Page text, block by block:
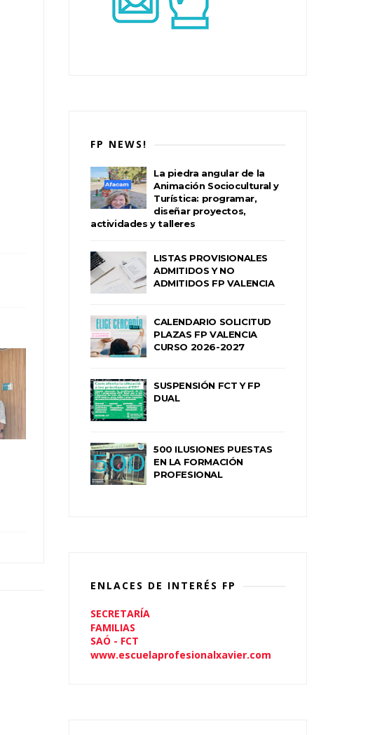
FP NEWS!
La piedra angular de la
Animación Sociocultural y
Turística: programar,
diseñar proyectos,
actividades y talleres
LISTAS PROVISIONALES
ADMITIDOS Y NO
ADMITIDOS FP VALENCIA
CALENDARIO SOLICITUD
PLAZAS FP VALENCIA
CURSO 2026-2027
SUSPENSIÓN FCT Y FP
DUAL
500 ILUSIONES PUESTAS
EN LA FORMACIÓN
PROFESIONAL
ENLACES DE INTERÉS FP
SECRETARÍA
FAMILIAS
SAÓ - FCT
www.escuelaprofesionalxavier.com